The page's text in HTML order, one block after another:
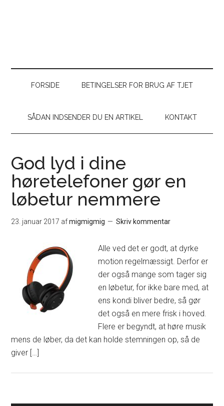
FORSIDE BETINGELSER FOR BRUG AF TJET
SÅDAN INDSENDER DU EN ARTIKEL KONTAKT
God lyd i dine
høretelefoner gør en
løbetur nemmere
23. januar 2017 afmigmigmig Skriv kommentar
Alle ved det er godt, at dyrke
motion regelmæssigt. Derfor er
der også mange som tager sig
en løbetur, for ikke bare med, at
ens kondi bliver bedre, så gør
det også en mere frisk i hoved.
Flere er begyndt, at høre musik
mens de løber, da det kan holde stemningen op, så de
giver […]